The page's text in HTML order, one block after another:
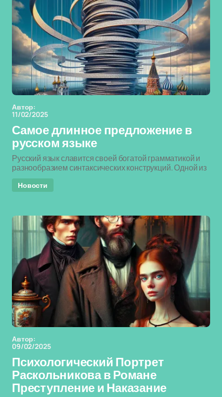
Автор:
11/02/2025
Самое длинное предложение в
русском языке
Русский язык славится своей богатой грамматикой и
разнообразием синтаксических конструкций. Одной из
Новости
Автор:
09/02/2025
Психологический Портрет
Раскольникова в Романе
Преступление и Наказание